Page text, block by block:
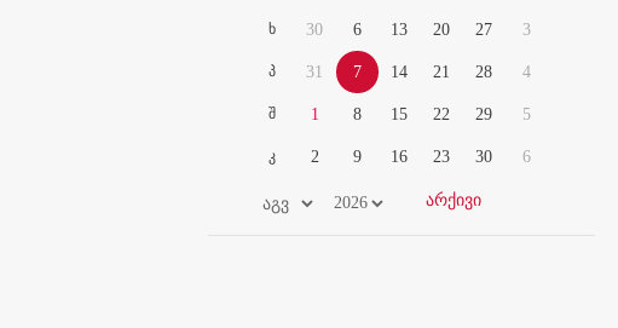
ხ
პ
შ
კ
30
31
1
2
6
7
8
9
13
14
15
16
20
21
22
23
27
28
29
30
3
4
5
6